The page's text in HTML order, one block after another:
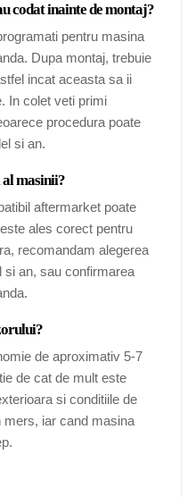
codat inainte de montaj?
pentru masina
Dupa montaj, trebuie
incat aceasta sa ii
In colet veti primi
procedura poate
si an.
masinii?
aftermarket poate
ales corect pentru
recomandam alegerea
si an, sau confirmarea
de aproximativ 5-7
de cat de mult este
si conditiile de
mers, iar cand masina